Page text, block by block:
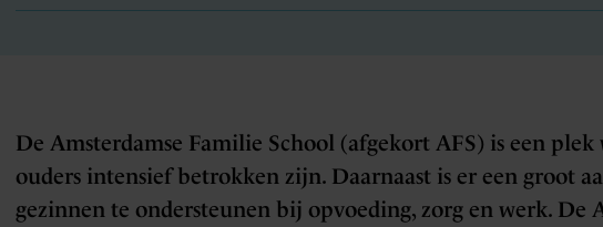
De Amsterdamse Familie School (afgekort AFS) is een
ouders intensief betrokken zijn. Daarnaast is er een groot
gezinnen te ondersteunen bij opvoeding, zorg en werk. De